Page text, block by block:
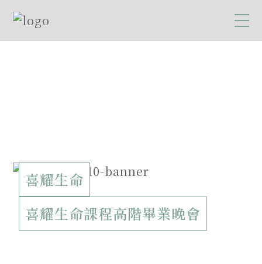
喜耀生命
喜耀生命課程高階畢業晚會